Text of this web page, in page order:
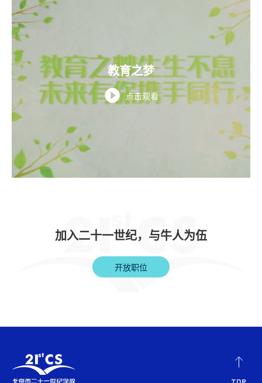
教育之梦
点击观看
加入二十一世纪，与牛人为伍
开放职位